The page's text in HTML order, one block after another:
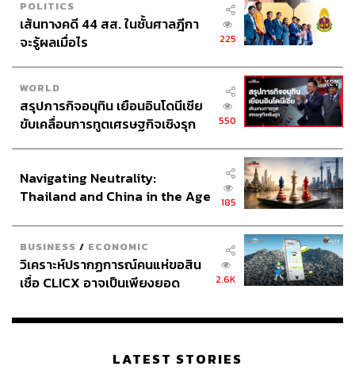
POLITICS
เส้นทางคดี 44 สส. ในชั้นศาลฎีกา
จะรู้ผลเมื่อไร
225
WORLD
สรุปภารกิจอนุทิน เยือนอินโดนีเซีย
ขับเคลื่อนการทูตเศรษฐกิจเชิงรุก
550
Navigating Neutrality:
Thailand and China in the Age
185
BUSINESS / ECONOMIC
วิเคราะห์ปรากฏการณ์คนแห่ขอสิน
เชื่อ CLICX อาจเป็นเพียงยอด
เรือนไทยที่ถูกซุกไว้
2.6K
LATEST STORIES